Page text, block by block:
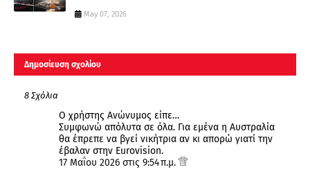
May 07, 2026
Δημοσίευση σχολίου
8 Σχόλια
Ο χρήστης Ανώνυμος είπε…
Συμφωνώ απόλυτα σε όλα. Για εμένα η Αυστραλία
θα έπρεπε να βγεί νικήτρια αν κι απορώ γιατί την
έβαλαν στην Eurovision.
17 Μαΐου 2026 στις 9:54 π.μ.